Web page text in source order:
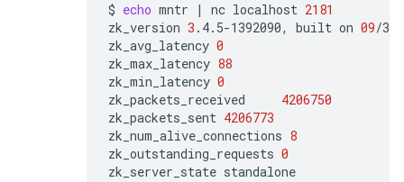
$ echo mntr | nc localhost 2181
zk_version 3 .4.5-1392090, built on 09/
zk_avg_latency 0
zk_max_latency 88
zk_min_latency 0
zk_packets_received
4206750
zk_packets_sent 4206773
zk_num_alive_connections 8
zk_outstanding_requests 0
zk_server_state standalone